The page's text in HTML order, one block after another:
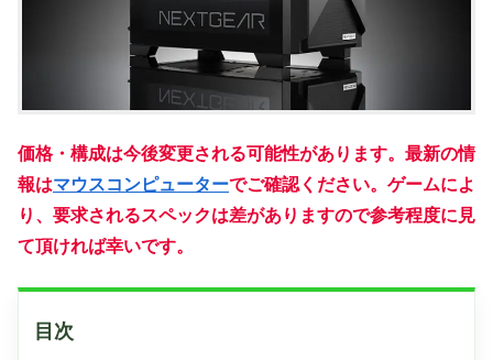
価格・構成は今後変更される可能性があります。最新の情
報はマウスコンピューターでご確認ください。 ゲームによ
り、要求されるスペックは差がありますので参考程度に見
て頂ければ幸いです。
目次